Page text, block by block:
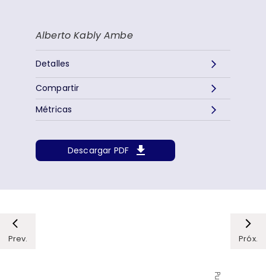
Alberto Kably Ambe
Detalles
Descargar PDF
Métricas
Compartir
Prev. Próx.